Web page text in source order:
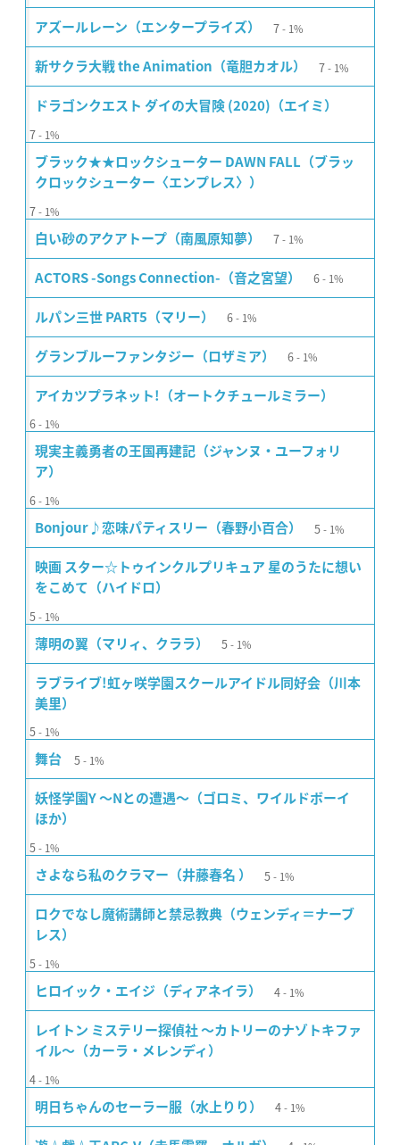
アズールレーン（エンタープライズ） 7 1%
新サクラ大戦 the Animation（竜胆カオル） 7 1%
ドラゴンクエスト ダイの大冒険 (2020)（エイミ）
7 1%
ブラック★★ロックシューター DAWN FALL（ブラッ
クロックシューター〈エンプレス〉）
7 1%
白い砂のアクアトープ（南風原知夢） 7 1%
ACTORS -Songs Connection-（音之宮望） 6 1%
ルパン三世 PART5（マリー） 6 1%
グランブルーファンタジー（ロザミア） 6 1%
アイカツプラネット!（オートクチュールミラー）
6 1%
現実主義勇者の王国再建記（ジャンヌ・ユーフォリ
ア）
6 1%
Bonjour♪恋味パティスリー（春野小百合） 5 1%
映画 スター☆トゥインクルプリキュア 星のうたに想い
をこめて（ハイドロ）
5 1%
薄明の翼（マリィ、クララ） 5 1%
ラブライブ!虹ヶ咲学園スクールアイドル同好会（川本
美里）
5 1%
舞台 5 1%
妖怪学園Y 〜Nとの遭遇〜（ゴロミ、ワイルドボーイ
ほか）
5 1%
さよなら私のクラマー（井藤春名 ） 5 1%
ロクでなし魔術講師と禁忌教典（ウェンディ＝ナーブ
レス）
5 1%
ヒロイック・エイジ（ディアネイラ） 4 1%
レイトン ミステリー探偵社 〜カトリーのナゾトキファ
イル〜（カーラ・メレンディ）
4 1%
明日ちゃんのセーラー服（水上りり） 4 1%